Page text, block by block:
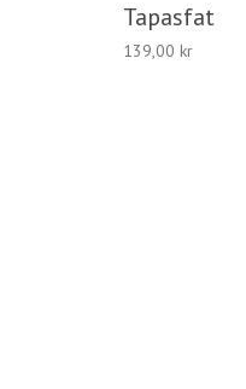
Tapasfat
139,00 kr